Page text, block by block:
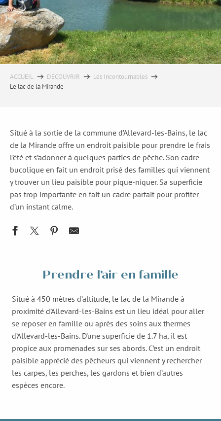
ACCUEIL DECOUVRIR
Les Incontournables
Le lac de la Mirande
Situé à la sortie de la commune d’Allevard-les-Bains, le lac
de la Mirande offre un endroit paisible pour prendre le frais
l’été et s’adonner à quelques parties de pêche. Son cadre
bucolique en fait un endroit prisé des familles qui viennent
y trouver un lieu paisible pour pique-niquer. Sa superficie
pas trop importante en fait un cadre parfait pour profiter
d’un instant calme.
Prendre l’air en famille
Situé à 450 mètres d’altitude, le lac de la Mirande à
proximité d’Allevard-les-Bains est un lieu idéal pour aller
se reposer en famille ou après des soins aux thermes
d’Allevard-les-Bains. D’une superficie de 1.7 ha, il est
propice aux promenades sur ses abords. C’est un endroit
paisible apprécié des pêcheurs qui viennent y rechercher
les carpes, les perches, les gardons et bien d’autres
espèces encore.